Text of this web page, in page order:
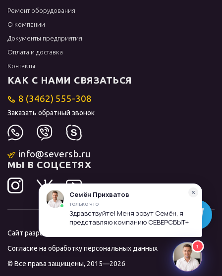
Ремонт оборудования
О компании
Документы предприятия
Оплата и доставка
Контакты
КАК С НАМИ СВЯЗАТЬСЯ
8 (3462) 555-308
Заказать обратный звонок
info@seversb.ru
МЫ В СОЦСЕТЯХ
Сайт разработал и продвинул
Согласие на обработку персональных данных
© Все права защищены, 2015—2026